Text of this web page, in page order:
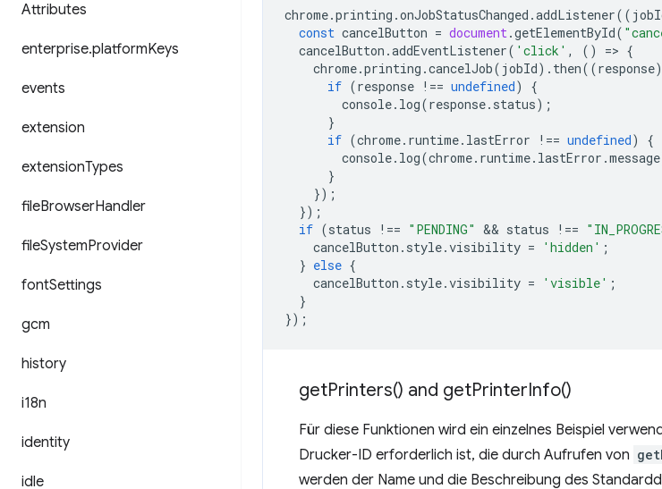
Attributes
enterprise.platformKeys
events
extension
extensionTypes
fileBrowserHandler
fileSystemProvider
fontSettings
gcm
history
i18n
identity
idle
chrome.printing .onJobStatusChanged .addListener((
const cancelButton = document.getElementById(
cancelButton .addEventListener( 'click' , () => {
chrome.printing .cancelJob( jobId). then((response)
if (response !== undefined)
{
console. log(response. status);
}
if (chrome. runtime. lastError !== undefined)
{
console. log(chrome. runtime. lastError .message
}
});
});
if (status !== "PENDING" && status !==
cancelButton . style.visibility = 'hidden' ;
} else {
cancelButton . style.visibility = 'visible' ;
}
});
getPrinters() and getPrinterInfo()
Für diese Funktionen wird ein einzelnes Beispiel
Drucker-ID erforderlich ist, die durch Aufrufen von
werden der Name und die Beschreibung des